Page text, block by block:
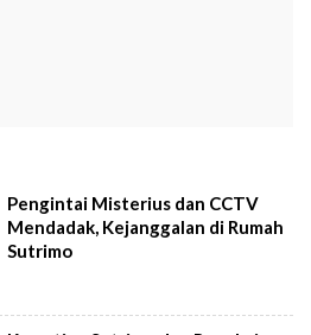
Pengintai Misterius dan CCTV
Mendadak, Kejanggalan di Rumah
Sutrimo